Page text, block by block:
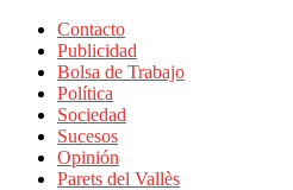
Contacto
Publicidad
Bolsa de Trabajo
Política
Sociedad
Sucesos
Opinión
Parets del Vallès